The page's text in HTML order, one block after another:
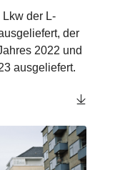
der L-
der
2022 und
ausgeliefert.